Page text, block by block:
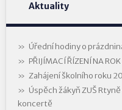
Aktuality
Úřední hodiny o
PŘIJÍMACÍ ŘÍZENÍ NA
Zahájení školního roku
Úspěch žákyň ZUŠ
koncertě